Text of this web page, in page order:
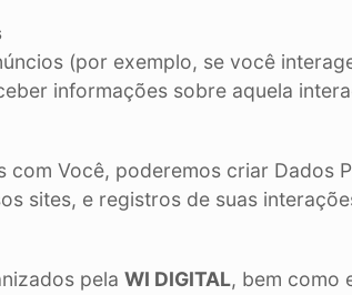
(por exemplo, se você
informações sobre aquela
com Você, poderemos criar Dados
sites, e registros de suas
pelaWI DIGITAL, bem como